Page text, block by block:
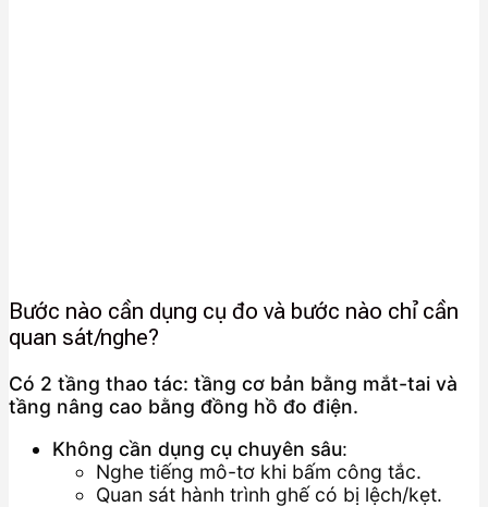
Bước nào cần dụng cụ đo và bước nào chỉ cần
quan sát/nghe?
Có 2 tầng thao tác: tầng cơ bản bằng mắt-tai và
tầng nâng cao bằng đồng hồ đo điện.
Không cần dụng cụ chuyên sâu:
Nghe tiếng mô-tơ khi bấm công tắc.
Quan sát hành trình ghế có bị lệch/kẹt.